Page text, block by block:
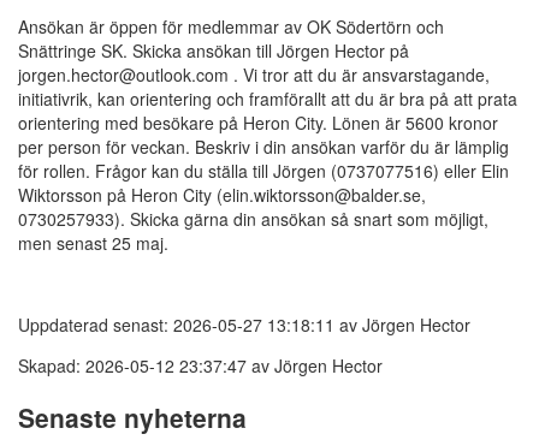
Ansökan är öppen för medlemmar av OK Södertörn och
Snättringe SK. Skicka ansökan till Jörgen Hector på
jorgen.hector@outlook.com . Vi tror att du är ansvarstagande,
initiativrik, kan orientering och framförallt att du är bra på att prata
orientering med besökare på Heron City. Lönen är 5600 kronor
per person för veckan. Beskriv i din ansökan varför du är lämplig
för rollen. Frågor kan du ställa till Jörgen (0737077516) eller Elin
Wiktorsson på Heron City (elin.wiktorsson@balder.se,
0730257933). Skicka gärna din ansökan så snart som möjligt,
men senast 25 maj.
Uppdaterad senast: 2026-05-27 13:18:11 av Jörgen Hector
Skapad: 2026-05-12 23:37:47 av Jörgen Hector
Senaste nyheterna